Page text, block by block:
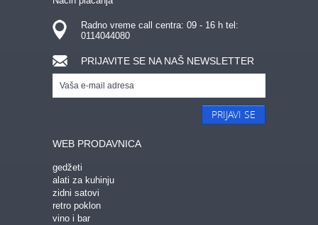
Radno vreme call centra: 09 - 16 h tel:
0114044080
PRIJAVITE SE NA NAŠ NEWSLETTER
PRIJAVI SE
WEB PRODAVNICA
gedžeti
alati za kuhinju
zidni satovi
retro poklon
vino i bar